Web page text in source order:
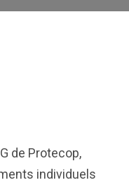
de Protecop,
individuels